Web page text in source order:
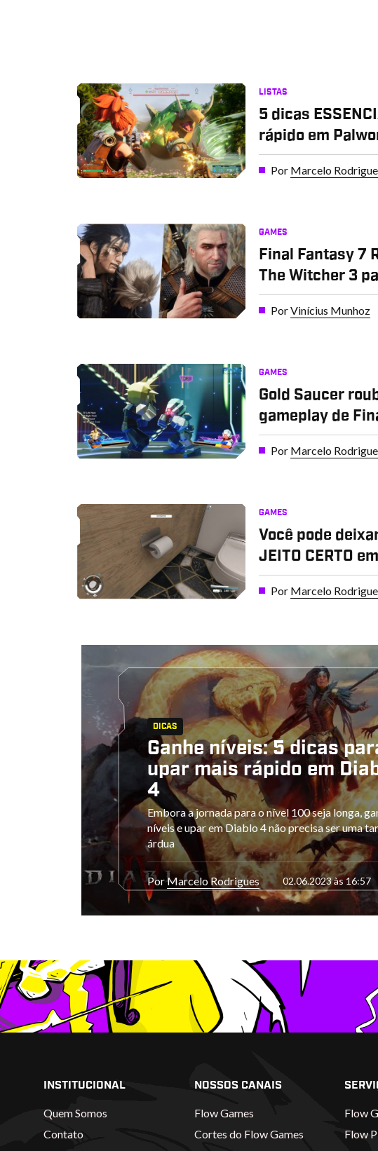
LISTAS
5 dicas
rápido em
Por Marcelo
GAMES
Final Fantasy 7
The Witcher 3
PorVinícius Munhoz
GAMES
Gold Saucer
gameplay de
Por Marcelo
GAMES
Você pode
JEITO CERTO
Por Marcelo
DICAS
Ganhe níveis: 5 dicas
upar mais rápido em
4
Embora a jornada para o nível 100 seja longa,
níveis e upar em Diablo 4 não precisa ser uma
árdua
PorMarcelo Rodrigues 02.06.2023 às 16:57
INSTITUCIONAL
Quem Somos
Contato
NOSSOS CANAIS
Flow Games
Cortes do Flow Games
Flow
Flow